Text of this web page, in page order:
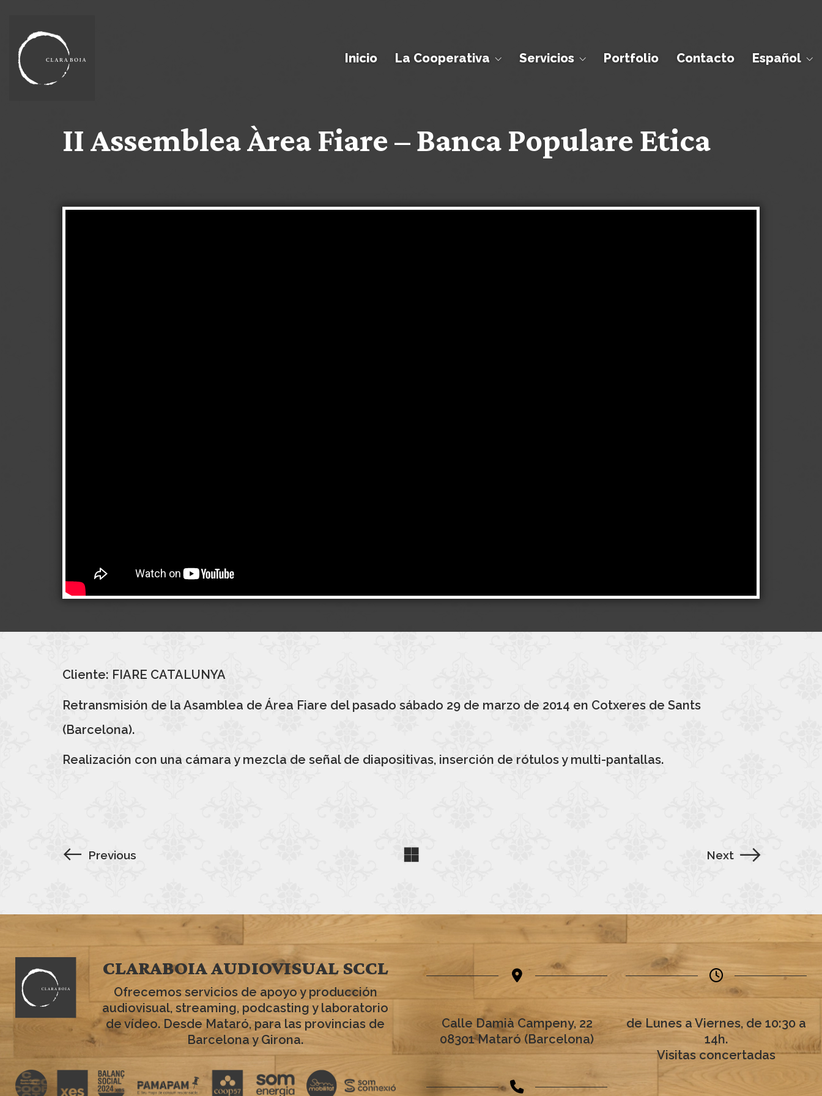
Inicio La Cooperativa Servicios Portfolio Contacto Español
II Assemblea Àrea Fiare – Banca Populare Etica
Cliente: FIARE CATALUNYA
Retransmisión de la Asamblea de Área Fiare del pasado sábado 29 de marzo de 2014 en Cotxeres de Sants
(Barcelona).
Realización con una cámara y mezcla de señal de diapositivas, inserción de rótulos y multi-pantallas.
Previous Next
CLARABOIA AUDIOVISUAL SCCL
Ofrecemos servicios de apoyo y producción
audiovisual, streaming, podcasting y laboratorio
de vídeo. Desde Mataró, para las provincias de
Barcelona y Girona.
Calle Damià Campeny, 22
08301 Mataró (Barcelona)
de Lunes a Viernes, de 10:30 a
14h.
Visitas concertadas